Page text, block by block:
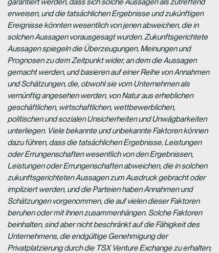
erweisen, und die tatsächlichen Ergebnisse und zukünftigen
Ereignisse könnten wesentlich von jenen abweichen, die in
solchen Aussagen vorausgesagt wurden. Zukunftsgerichtete
Aussagen spiegeln die Überzeugungen, Meinungen und
Prognosen zu dem Zeitpunkt wider, an dem die Aussagen
gemacht werden, und basieren auf einer Reihe von Annahmen
und Schätzungen, die, obwohl sie vom Unternehmen als
vernünftig angesehen werden, von Natur aus erheblichen
geschäftlichen, wirtschaftlichen, wettbewerblichen,
politischen und sozialen Unsicherheiten und Unwägbarkeiten
unterliegen. Viele bekannte und unbekannte Faktoren können
dazu führen, dass die tatsächlichen Ergebnisse, Leistungen
oder Errungenschaften wesentlich von den Ergebnissen,
Leistungen oder Errungenschaften abweichen, die in solchen
zukunftsgerichteten Aussagen zum Ausdruck gebracht oder
impliziert werden, und die Parteien haben Annahmen und
Schätzungen vorgenommen, die auf vielen dieser Faktoren
beruhen oder mit ihnen zusammenhängen. Solche Faktoren
beinhalten, sind aber nicht beschränkt auf die Fähigkeit des
Unternehmens, die endgültige Genehmigung der
Privatplatzierung durch die TSX Venture Exchange zu erhalten;